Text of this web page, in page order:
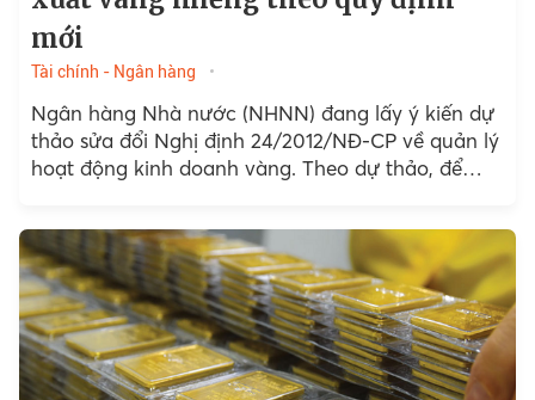
mới
Tài chính - Ngân hàng
Ngân hàng Nhà nước (NHNN) đang lấy ý kiến dự
thảo sửa đổi Nghị định 24/2012/NĐ-CP về quản lý
hoạt động kinh doanh vàng. Theo dự thảo, để